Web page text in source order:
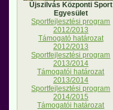
Újszilvás Központi Sport
Egyesület
Sportfejlesztési program
2012/2013
Támogató határozat
2012/2013
Sportfejlesztési program
2013/2014
Támogatói határozat
2013/2014
Sportfejlesztési program
2014/2015
Támogatói határozat